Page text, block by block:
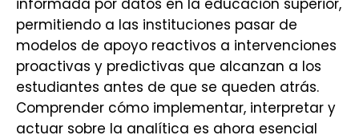
informada por datos en la educación superior,
permitiendo a las instituciones pasar de
modelos de apoyo reactivos a intervenciones
proactivas y predictivas que alcanzan a los
estudiantes antes de que se queden atrás.
Comprender cómo implementar, interpretar y
actuar sobre la analítica es ahora esencial